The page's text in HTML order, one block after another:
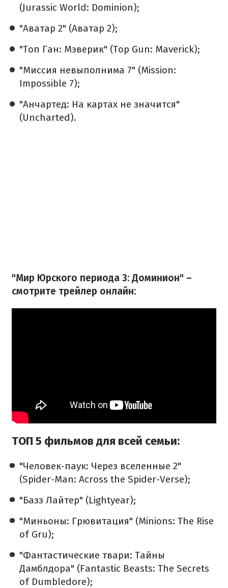
(Jurassic World: Dominion);
"Аватар 2" (Аватар 2);
"Топ Ган: Мэверик" (Top Gun: Maverick);
"Миссия невыполнима 7" (Mission:
Impossible 7);
"Анчартед: На картах не значится"
(Uncharted).
"Мир Юрского периода 3: Доминион" –
смотрите трейлер онлайн:
ТОП 5 фильмов для всей семьи:
"Человек-паук: Через вселенные 2"
(Spider-Man: Across the Spider-Verse);
"Базз Лайтер" (Lightyear);
"Миньоны: Грювитация" (Minions: The Rise
of Gru);
"Фантастические твари: Тайны
Дамблдора" (Fantastic Beasts: The Secrets
of Dumbledore);